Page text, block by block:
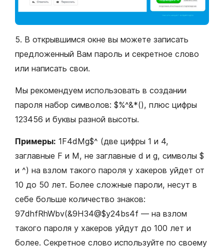
5. В открывшимся окне вы можете записать
предложенный Вам пароль и секретное слово
или написать свои.
Мы рекомендуем использовать в создании
пароля набор символов: $%^&*(), плюс цифры
123456 и буквы разной высоты.
Примеры: 1F4dMg$^ (две цифры 1 и 4,
заглавные F и M, не заглавные d и g, символы $
и ^) на взлом такого пароля у хакеров уйдет от
10 до 50 лет. Более сложные пароли, несут в
себе больше количество знаков:
97dhfRhWbv(&9H34@$y24bs4f — на взлом
такого пароля у хакеров уйдут до 100 лет и
более. Секретное слово используйте по своему